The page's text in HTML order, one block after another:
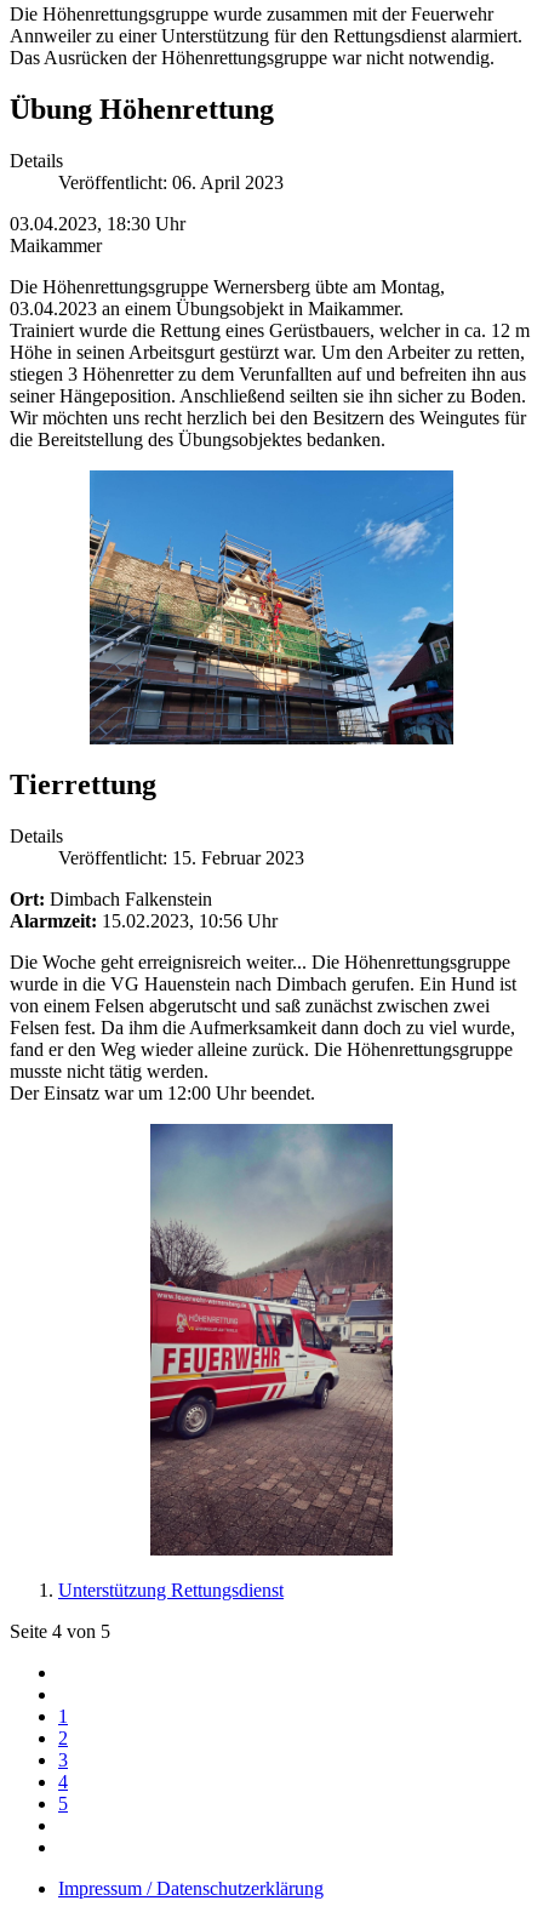
Die Höhenrettungsgruppe wurde zusammen mit der Feuerwehr
Annweiler zu einer Unterstützung für den Rettungsdienst alarmiert.
Das Ausrücken der Höhenrettungsgruppe war nicht notwendig.
Übung Höhenrettung
Details
Veröffentlicht: 06. April 2023
03.04.2023, 18:30 Uhr
Maikammer
Die Höhenrettungsgruppe Wernersberg übte am Montag,
03.04.2023 an einem Übungsobjekt in Maikammer.
Trainiert wurde die Rettung eines Gerüstbauers, welcher in ca. 12 m
Höhe in seinen Arbeitsgurt gestürzt war. Um den Arbeiter zu retten,
stiegen 3 Höhenretter zu dem Verunfallten auf und befreiten ihn aus
seiner Hängeposition. Anschließend seilten sie ihn sicher zu Boden.
Wir möchten uns recht herzlich bei den Besitzern des Weingutes für
die Bereitstellung des Übungsobjektes bedanken.
Tierrettung
Details
Veröffentlicht: 15. Februar 2023
Ort: Dimbach Falkenstein
Alarmzeit: 15.02.2023, 10:56 Uhr
Die Woche geht erreignisreich weiter... Die Höhenrettungsgruppe
wurde in die VG Hauenstein nach Dimbach gerufen. Ein Hund ist
von einem Felsen abgerutscht und saß zunächst zwischen zwei
Felsen fest. Da ihm die Aufmerksamkeit dann doch zu viel wurde,
fand er den Weg wieder alleine zurück. Die Höhenrettungsgruppe
musste nicht tätig werden.
Der Einsatz war um 12:00 Uhr beendet.
Unterstützung Rettungsdienst
Seite 4 von 5
1
2
3
4
5
Impressum / Datenschutzerklärung